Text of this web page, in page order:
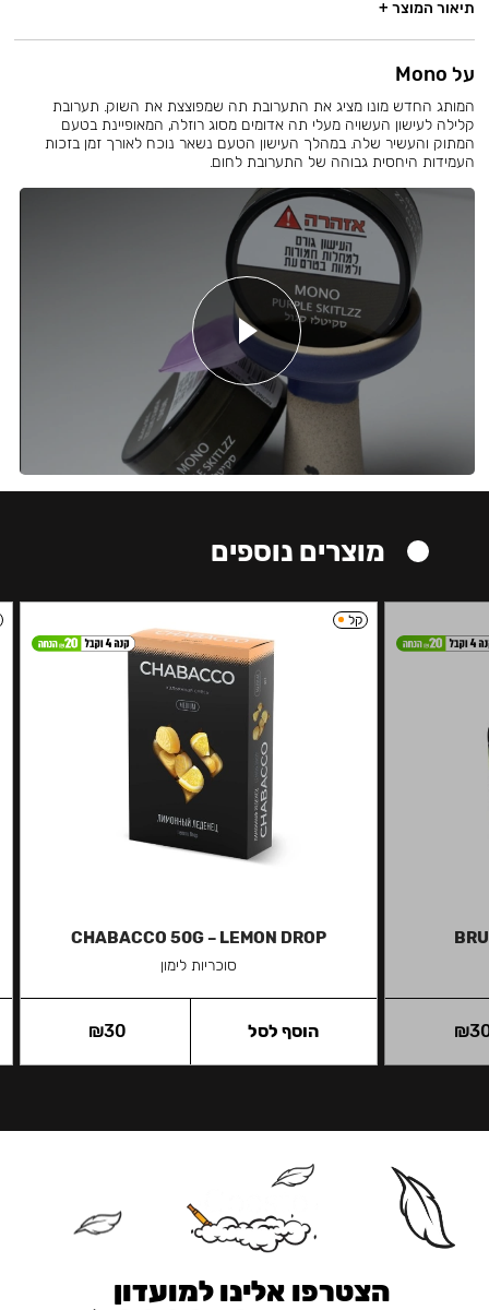
תיאור המוצר +
על Mono
המותג החדש מונו מציג את התערובת תה שמפוצצת את השוק. תערובת
קלילה לעישון העשויה מעלי תה אדומים מסוג רוזלה, המאופיינת בטעם
המתוק והעשיר שלה. במהלך העישון הטעם נשאר נוכח לאורך זמן בזכות
העמידות היחסית גבוהה של התערובת לחום.
מוצרים נוספים
₪
קל
CHABACCO 50G – LEMON DROP
סוכריות לימון
₪30 הוסף לסל
הצטרפו אלינו למועדון